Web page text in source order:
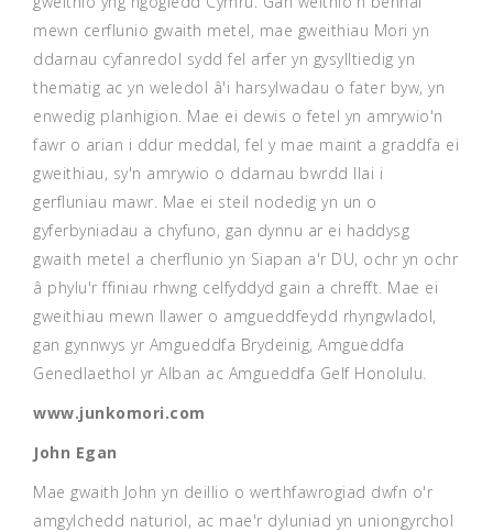
mewn cerflunio gwaith metel, mae gweithiau Mori yn
ddarnau cyfanredol sydd fel arfer yn gysylltiedig yn
thematig ac yn weledol â'i harsylwadau o fater byw, yn
enwedig planhigion. Mae ei dewis o fetel yn amrywio'n
fawr o arian i ddur meddal, fel y mae maint a graddfa ei
gweithiau, sy'n amrywio o ddarnau bwrdd llai i
gerfluniau mawr. Mae ei steil nodedig yn un o
gyferbyniadau a chyfuno, gan dynnu ar ei haddysg
gwaith metel a cherflunio yn Siapan a'r DU, ochr yn ochr
â phylu'r ffiniau rhwng celfyddyd gain a chrefft. Mae ei
gweithiau mewn llawer o amgueddfeydd rhyngwladol,
gan gynnwys yr Amgueddfa Brydeinig, Amgueddfa
Genedlaethol yr Alban ac Amgueddfa Gelf Honolulu.
www.junkomori.com
John Egan
Mae gwaith John yn deillio o werthfawrogiad dwfn o'r
amgylchedd naturiol, ac mae'r dyluniad yn uniongyrchol